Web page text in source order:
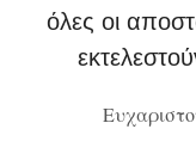
όλες οι